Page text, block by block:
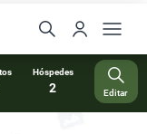
Hóspedes
2 Editar